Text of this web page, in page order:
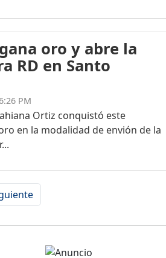
oro y abre la
RD en Santo
PM
Ortiz conquistó este
en la modalidad de envión de la